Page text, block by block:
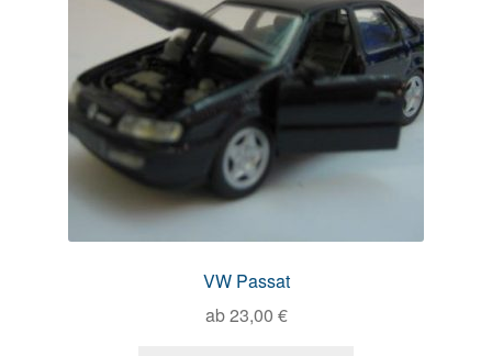
VW Passat
ab23,00 €